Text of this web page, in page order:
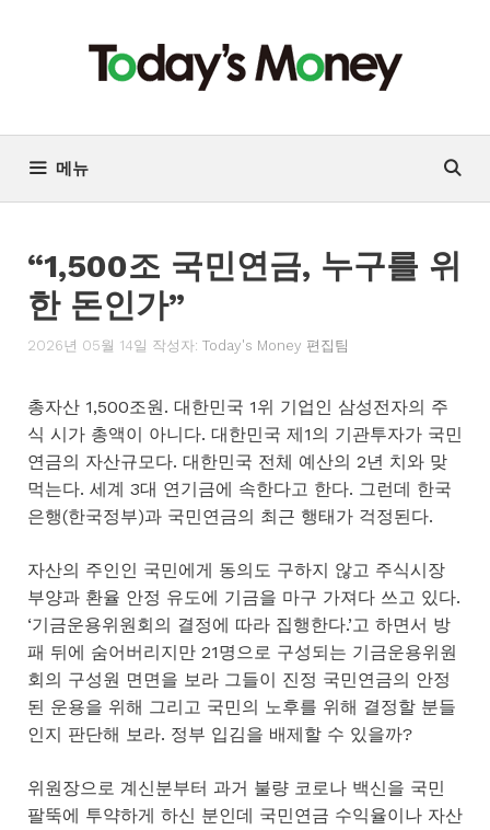
기
메뉴
“1,500조 국민연금, 누구를 위
한 돈인가”
2026년 05월 14일 작성자: Today's Money 편집팀
총자산 1,500조원. 대한민국 1위 기업인 삼성전자의 주
식 시가 총액이 아니다. 대한민국 제1의 기관투자가 국민
연금의 자산규모다. 대한민국 전체 예산의 2년 치와 맞
먹는다. 세계 3대 연기금에 속한다고 한다. 그런데 한국
은행(한국정부)과 국민연금의 최근 행태가 걱정된다.
자산의 주인인 국민에게 동의도 구하지 않고 주식시장
부양과 환율 안정 유도에 기금을 마구 가져다 쓰고 있다.
‘기금운용위원회의 결정에 따라 집행한다.’고 하면서 방
패 뒤에 숨어버리지만 21명으로 구성되는 기금운용위원
회의 구성원 면면을 보라 그들이 진정 국민연금의 안정
된 운용을 위해 그리고 국민의 노후를 위해 결정할 분들
인지 판단해 보라. 정부 입김을 배제할 수 있을까?
위원장으로 계신분부터 과거 불량 코로나 백신을 국민
팔뚝에 투약하게 하신 분인데 국민연금 수익율이나 자산